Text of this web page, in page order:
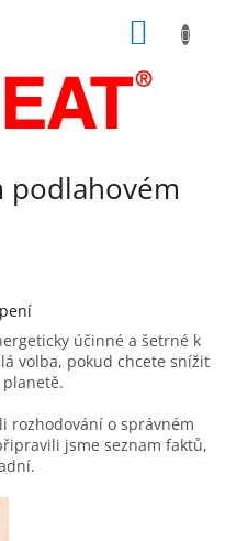
podlahovém
účinné a šetrné k
volba, pokud chcete snížit
rozhodování o správném
jsme seznam faktů,